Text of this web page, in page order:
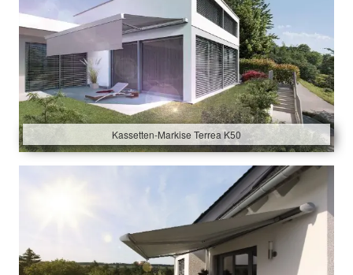
Kassetten-Markise Terrea K50